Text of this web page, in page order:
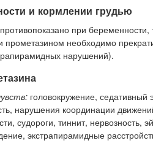
и кормлении грудью
при
необходимо
нарушений).
головокружение,
нарушения координации
судороги, тиннит, нервозность,
экстрапирамидные